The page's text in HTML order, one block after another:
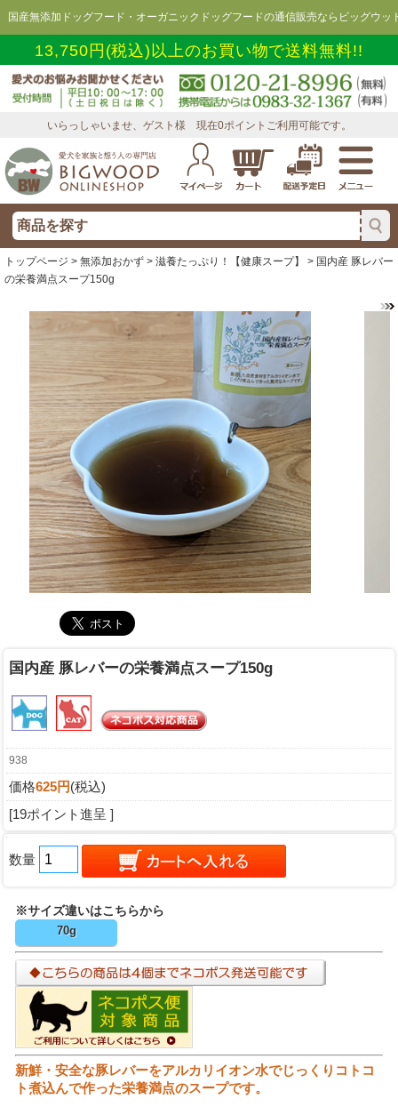
国産無添加ドッグフード・オーガニックドッグフードの通信販売ならビッグウッ
13,750円(税込)以上のお買い物で送料無料!!
いらっしゃいませ、ゲスト様 現在0ポイントご利用可能です。
トップページ > 無添加おかず > 滋養たっぷり！【健康スープ】
> 国内産 豚レバー
の栄養満点スープ150g
国内産 豚レバーの栄養満点スープ150g
938
価格625円(税込)
[19ポイント進呈 ]
数量
※サイズ違いはこちらから
70g
新鮮・安全な豚レバーをアルカリイオン水でじっくりコトコ
ト煮込んで作った栄養満点のスープです。